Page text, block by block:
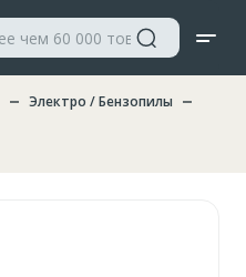
Электро / Бензопилы